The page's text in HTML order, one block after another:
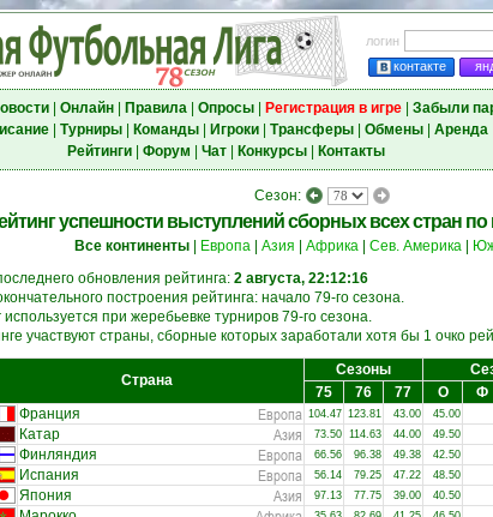
логин
контакте
| Онлайн| Правила| Опросы| Регистрация в игре| Забыли
| Турниры| Команды| Игроки| Трансферы| Обмены| Аренда
Рейтинги| Форум Чат| Конкурсы| Контакты
Сезон:
успешности выступлений сборных всех стран по
Все континенты| Европа| Азия Африка| Сев. Америка|
обновления рейтинга: 2 августа, 22:12:16
построения рейтинга: начало 79-го сезона.
используется при жеребьевке турниров 79-го сезона.
участвуют страны, сборные которых заработали хотя бы 1 очко
Страна
Сезоны
75
76 77 О Ф
Франция Европа 104.47 123.81 43.00 45.00
Катар Азия 73.50 114.63 44.00 49.50
Финляндия Европа 66.56 96.38 49.38 42.50
Испания Европа 56.14 79.25 47.22 48.50
Япония Азия 97.13 77.75 39.00 40.50